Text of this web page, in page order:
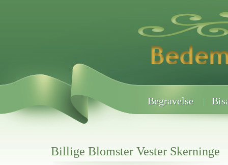
Begravelse
Billige Blomster Vester Skerninge